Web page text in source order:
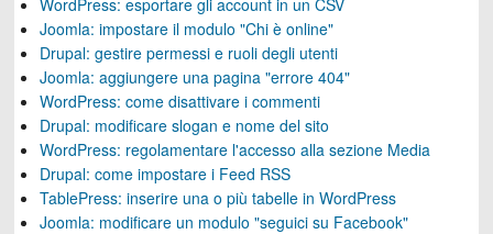
WordPress: esportare gli account in un CSV
Joomla: impostare il modulo "Chi è online"
Drupal: gestire permessi e ruoli degli utenti
Joomla: aggiungere una pagina "errore 404"
WordPress: come disattivare i commenti
Drupal: modificare slogan e nome del sito
WordPress: regolamentare l'accesso alla sezione Media
Drupal: come impostare i Feed RSS
TablePress: inserire una o più tabelle in WordPress
Joomla: modificare un modulo "seguici su Facebook"